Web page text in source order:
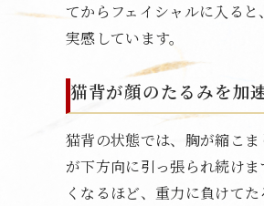
てからフェイシャルに入る
実感しています。
猫背が顔のたるみを加
猫背の状態では、胸が縮こ
が下方向に引っ張られ続け
くなるほど、重力に負けて